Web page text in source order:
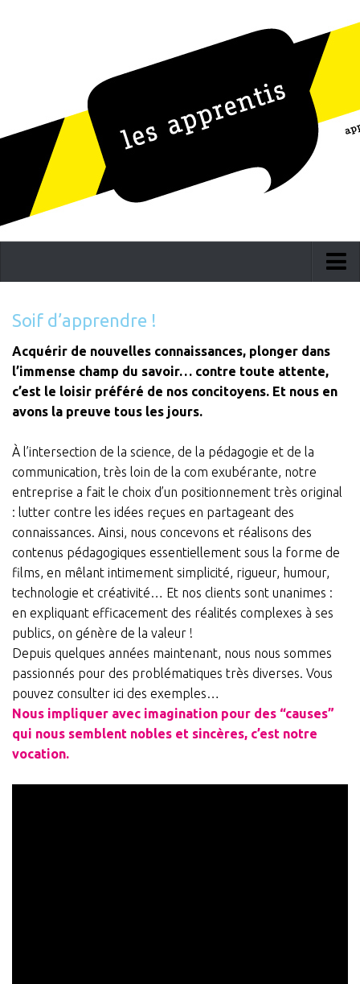
La société
Notes récentes
Réalisations
La presse en parle
Contact
Soif d’apprendre !
Acquérir de nouvelles connaissances, plonger dans
l’immense champ du savoir… contre toute attente,
c’est le loisir préféré de nos concitoyens. Et nous en
avons la preuve tous les jours.
À l’intersection de la science, de la pédagogie et de la
communication, très loin de la com exubérante, notre
entreprise a fait le choix d’un positionnement très original
: lutter contre les idées reçues en partageant des
connaissances. Ainsi, nous concevons et réalisons des
contenus pédagogiques essentiellement sous la forme de
films, en mêlant intimement simplicité, rigueur, humour,
technologie et créativité… Et nos clients sont unanimes :
en expliquant efficacement des réalités complexes à ses
publics, on génère de la valeur !
Depuis quelques années maintenant, nous nous sommes
passionnés pour des problématiques très diverses. Vous
pouvez consulter ici des exemples…
Nous impliquer avec imagination pour des “causes”
qui nous semblent nobles et sincères, c’est notre
vocation.